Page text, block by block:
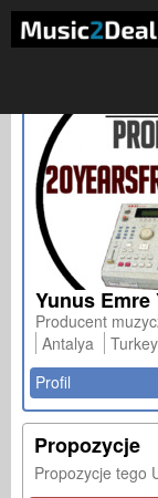
Yunus Emre
Producent
Antalya
Turkey
Profil
Propozycje
Propozycje tego